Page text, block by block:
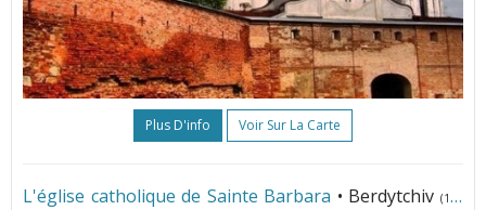
Plus D'info Voir Sur La Carte
L'église catholique de Sainte Barbara • Berdytchiv(172